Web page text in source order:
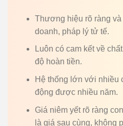
Thương hiệu rõ ràng và
doanh, pháp lý tử tế.
Luôn có cam kết về
độ hoàn tiền.
Hệ thống lớn với nhiều
động được nhiều năm.
Giá niêm yết rõ ràng
là giá sau cùng, không